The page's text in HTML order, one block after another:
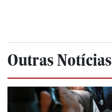
Outras Notícias